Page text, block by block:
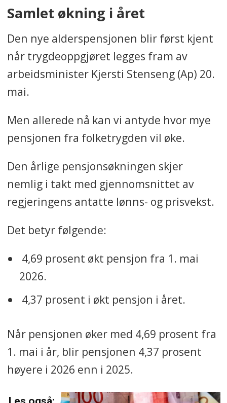
Samlet økning i året
Den nye alderspensjonen blir først kjent
når trygdeoppgjøret legges fram av
arbeidsminister Kjersti Stenseng (Ap) 20.
mai.
Men allerede nå kan vi antyde hvor mye
pensjonen fra folketrygden vil øke.
Den årlige pensjonsøkningen skjer
nemlig i takt med gjennomsnittet av
regjeringens antatte lønns- og prisvekst.
Det betyr følgende:
4,69 prosent økt pensjon fra 1. mai
2026.
4,37 prosent i økt pensjon i året.
Når pensjonen øker med 4,69 prosent fra
1. mai i år, blir pensjonen 4,37 prosent
høyere i 2026 enn i 2025.